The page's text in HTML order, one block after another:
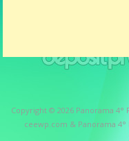
Copyright © 2026 Panorama 4°
ceewp.com & Panorama